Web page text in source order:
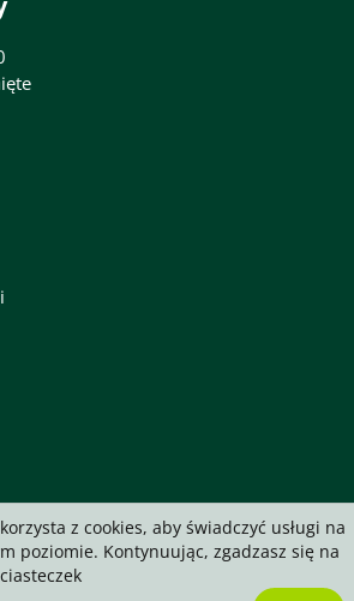
z cookies, aby świadczyć usługi na
poziomie. Kontynuując, zgadzasz się na
ciasteczek